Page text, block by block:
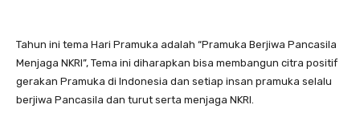
Tahun ini tema Hari Pramuka adalah “Pramuka Berjiwa Pancasila
Menjaga NKRI”, Tema ini diharapkan bisa membangun citra positif
gerakan Pramuka di Indonesia dan setiap insan pramuka selalu
berjiwa Pancasila dan turut serta menjaga NKRI.